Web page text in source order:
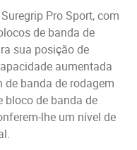
Pro Sport, com
de banda de
sua posição de
aumentada
de banda de rodagem
bloco de banda de
lhe um nível de